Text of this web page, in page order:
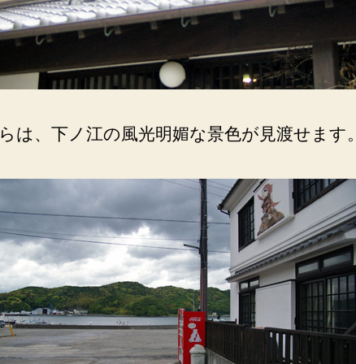
は、下ノ江の風光明媚な景色が見渡せます。